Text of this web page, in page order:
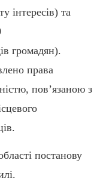
інтересів) та
громадян).
права
пов’язаною з
постанову